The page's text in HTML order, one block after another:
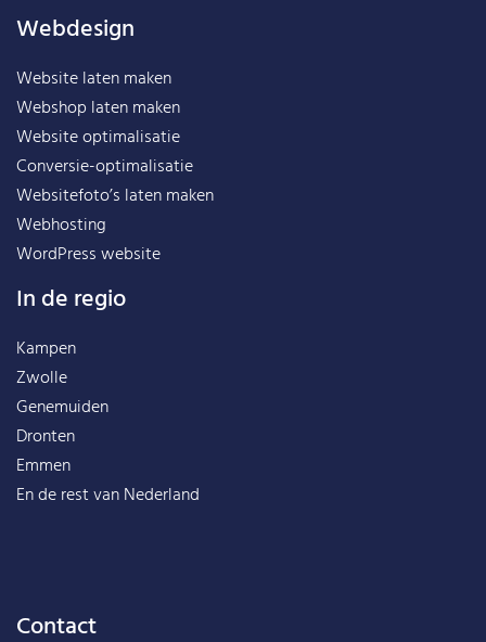
Webdesign
Website laten maken
Webshop laten maken
Website optimalisatie
Conversie-optimalisatie
Websitefoto’s laten maken
Webhosting
WordPress website
In de regio
Kampen
Zwolle
Genemuiden
Dronten
Emmen
En de rest vanNederland
Contact